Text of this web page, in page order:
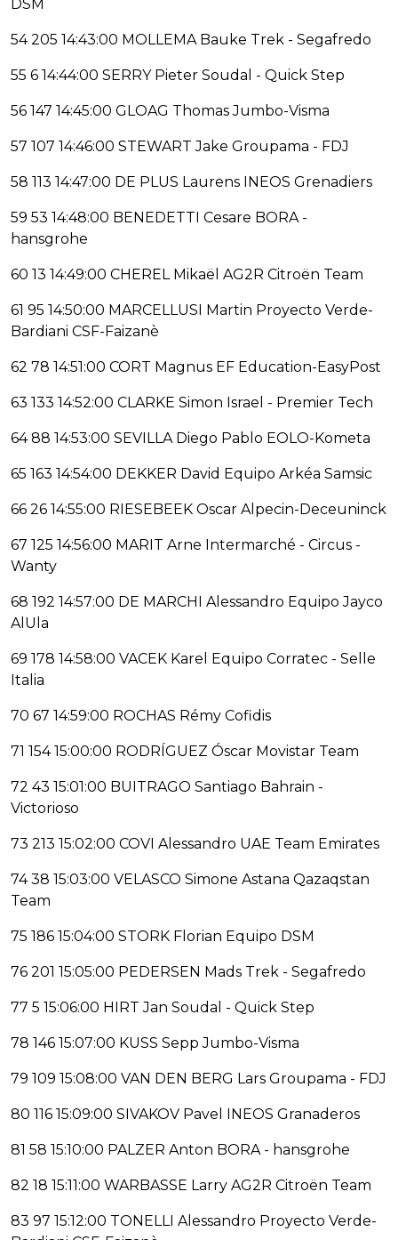
DSM
54 205 14:43:00 MOLLEMA Bauke Trek - Segafredo
55 6 14:44:00 SERRY Pieter Soudal - Quick Step
56 147 14:45:00 GLOAG Thomas Jumbo-Visma
57 107 14:46:00 STEWART Jake Groupama - FDJ
58 113 14:47:00 DE PLUS Laurens INEOS Grenadiers
59 53 14:48:00 BENEDETTI Cesare BORA -
hansgrohe
60 13 14:49:00 CHEREL Mikaël AG2R Citroën Team
61 95 14:50:00 MARCELLUSI Martin Proyecto Verde-
Bardiani CSF-Faizanè
62 78 14:51:00 CORT Magnus EF Education-EasyPost
63 133 14:52:00 CLARKE Simon Israel - Premier Tech
64 88 14:53:00 SEVILLA Diego Pablo EOLO-Kometa
65 163 14:54:00 DEKKER David Equipo Arkéa Samsic
66 26 14:55:00 RIESEBEEK Oscar Alpecin-Deceuninck
67 125 14:56:00 MARIT Arne Intermarché - Circus -
Wanty
68 192 14:57:00 DE MARCHI Alessandro Equipo Jayco
AlUla
69 178 14:58:00 VACEK Karel Equipo Corratec - Selle
Italia
70 67 14:59:00 ROCHAS Rémy Cofidis
71 154 15:00:00 RODRÍGUEZ Óscar Movistar Team
72 43 15:01:00 BUITRAGO Santiago Bahrain -
Victorioso
73 213 15:02:00 COVI Alessandro UAE Team Emirates
74 38 15:03:00 VELASCO Simone Astana Qazaqstan
Team
75 186 15:04:00 STORK Florian Equipo DSM
76 201 15:05:00 PEDERSEN Mads Trek - Segafredo
77 5 15:06:00 HIRT Jan Soudal - Quick Step
78 146 15:07:00 KUSS Sepp Jumbo-Visma
79 109 15:08:00 VAN DEN BERG Lars Groupama - FDJ
80 116 15:09:00 SIVAKOV Pavel INEOS Granaderos
81 58 15:10:00 PALZER Anton BORA - hansgrohe
82 18 15:11:00 WARBASSE Larry AG2R Citroën Team
83 97 15:12:00 TONELLI Alessandro Proyecto Verde-